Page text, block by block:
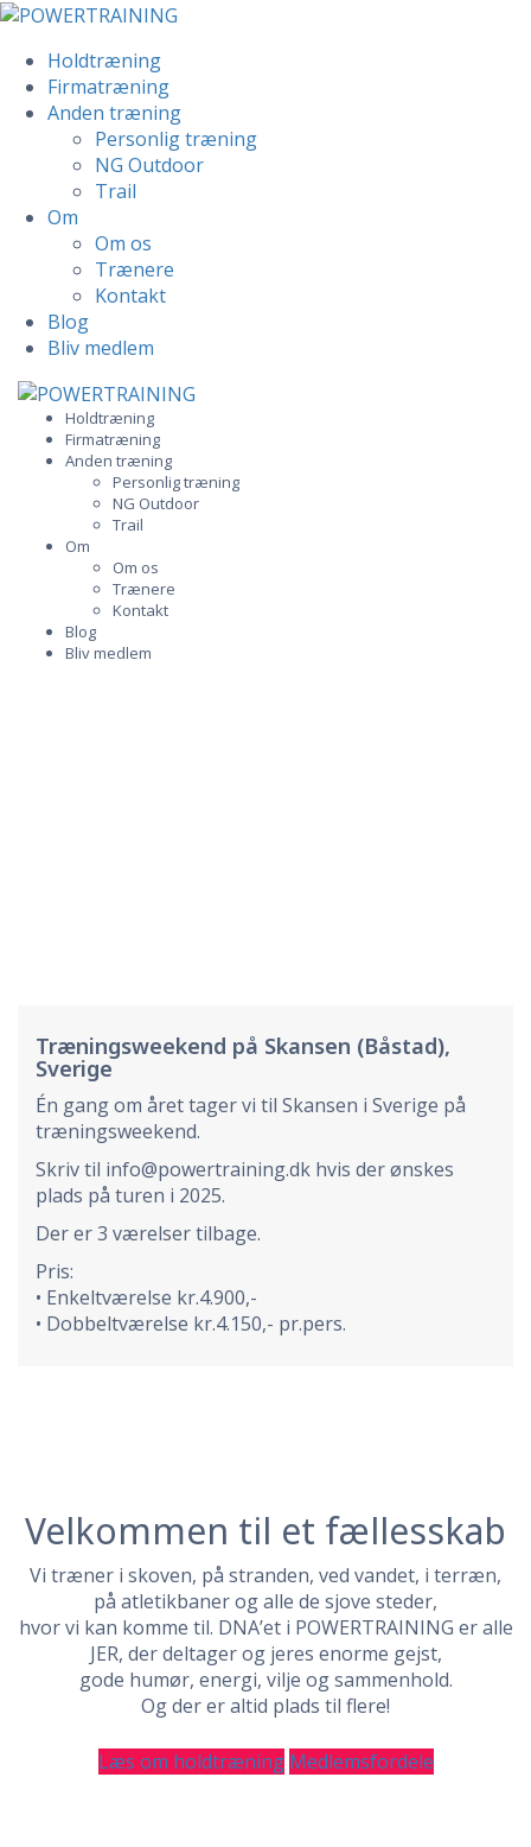
Holdtræning
Firmatræning
Anden træning
Personlig træning
NG Outdoor
Trail
Om
Om os
Trænere
Kontakt
Blog
Bliv medlem
Skip
content
Holdtræning
Firmatræning
Anden træning
Personlig træning
NG Outdoor
Trail
Om
Om os
Trænere
Kontakt
Blog
Bliv medlem
Træningsweekend på Skansen (Båstad),
Sverige
Én gang om året tager vi til Skansen i Sverige på
træningsweekend.
Skriv til info@powertraining.dk hvis der ønskes
plads på turen i 2025.
Der er 3 værelser tilbage.
Pris:
• Enkeltværelse kr.4.900,-
• Dobbeltværelse kr.4.150,- pr.pers.
Velkommen til et fællesskab
Vi træner i skoven, på stranden, ved vandet, i terræn,
på atletikbaner og alle de sjove steder,
hvor vi kan komme til. DNA’et i POWERTRAINING er alle
JER, der deltager og jeres enorme gejst,
gode humør, energi, vilje og sammenhold.
Og der er altid plads til flere!
Læs om holdtræning Medlemsfordele